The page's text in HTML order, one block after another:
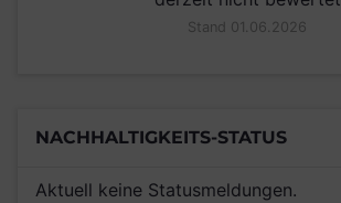
Stand 01.06.2026
NACHHALTIGKEITS-STATUS
Aktuell keine Statusmeldungen.